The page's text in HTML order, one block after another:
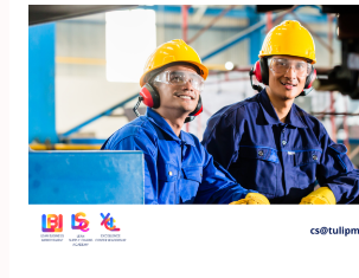
Peran
Karyawan
dalam
Total
Productive
Maintenance